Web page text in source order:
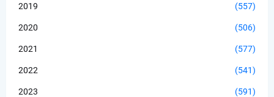
2019 (557)
2020 (506)
2021 (577)
2022 (541)
2023 (591)